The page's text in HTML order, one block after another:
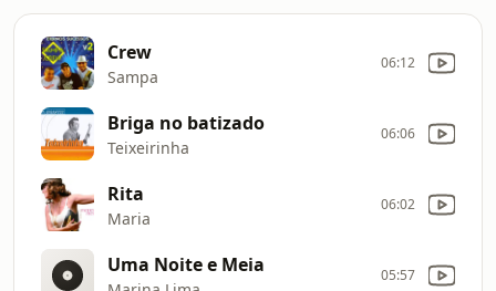
Crew
Sampa
06:12
Briga no batizado
Teixeirinha
06:06
Rita
Maria
06:02
Uma Noite e Meia 05:57